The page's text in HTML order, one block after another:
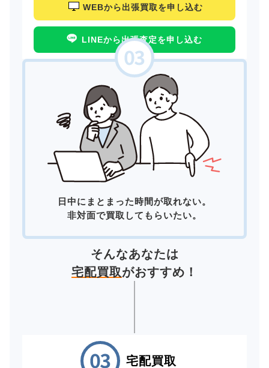
WEBから出張買取を申し込む
LINEから出張査定を申し込む
日中にまとまった時間が取れない。
非対面で買取してもらいたい。
そんなあなたは
宅配買取がおすすめ！
宅配買取